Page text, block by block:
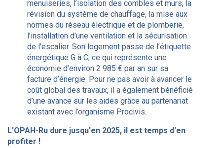
menuiseries, l’isolation des combles et murs, la
révision du système de chauffage, la mise aux
normes du réseau électrique et de plomberie,
l’installation d’une ventilation et la sécurisation
de l’escalier. Son logement passe de l’étiquette
énergétique G à C, ce qui représente une
économie d’environ 2 985 € par an sur sa
facture d’énergie. Pour ne pas avoir à avancer le
coût global des travaux, il a également bénéficié
d’une avance sur les aides grâce au partenariat
existant avec l’organisme Procivis.
L’OPAH-Ru dure jusqu'en 2025, il est temps d'en
profiter !